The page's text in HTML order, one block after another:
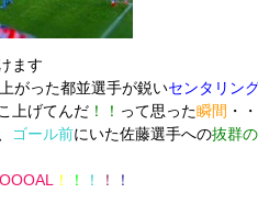
ます
がった都並選手が鋭いセンタリン
上げてんだ！！ って思った瞬間 ・
ゴール前にいた佐藤選手への抜群
！ ！ ！ ！
！